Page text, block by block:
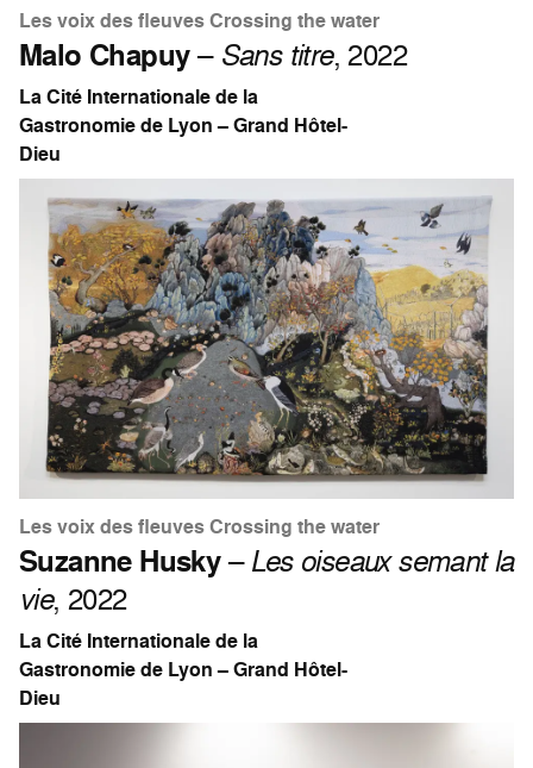
Les voix des fleuves Crossing the water
Malo Chapuy– Sans titre, 2022
La Cité Internationale de la
Gastronomie de Lyon – Grand Hôtel-
Dieu
Les voix des fleuves Crossing the water
Suzanne Husky–Les oiseaux semant la
vie, 2022
La Cité Internationale de la
Gastronomie de Lyon – Grand Hôtel-
Dieu